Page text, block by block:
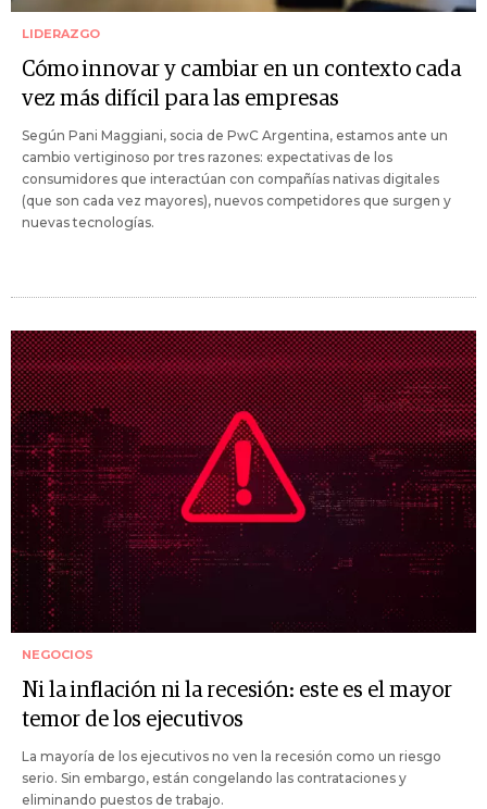
LIDERAZGO
Cómo innovar y cambiar en un contexto cada
vez más difícil para las empresas
Según Pani Maggiani, socia de PwC Argentina, estamos ante un
cambio vertiginoso por tres razones: expectativas de los
consumidores que interactúan con compañías nativas digitales
(que son cada vez mayores), nuevos competidores que surgen y
nuevas tecnologías.
NEGOCIOS
Ni la inflación ni la recesión: este es el mayor
temor de los ejecutivos
La mayoría de los ejecutivos no ven la recesión como un riesgo
serio. Sin embargo, están congelando las contrataciones y
eliminando puestos de trabajo.